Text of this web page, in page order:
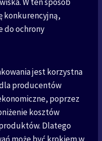
konkurencyjną,
do ochrony
jest korzystna
producentów
poprzez
kosztów
Dlatego